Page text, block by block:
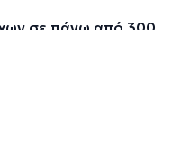
σε πάνω από 300
τα πρόστιμα